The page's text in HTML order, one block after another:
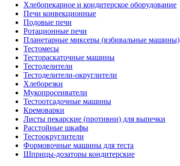
Хлебопекарное и кондитерское оборудование
Печи конвекционные
Подовые печи
Ротационные печи
Планетарные миксеры (взбивальные машины)
Тестомесы
Тестораскаточные машины
Тестоделители
Тестоделители-округлители
Хлеборезки
Мукопросеиватели
Тестоотсадочные машины
Кремоварки
Листы пекарские (противни) для выпечки
Расстойные шкафы
Тестоокруглители
Формовочные машины для теста
Шприцы-дозаторы кондитерские